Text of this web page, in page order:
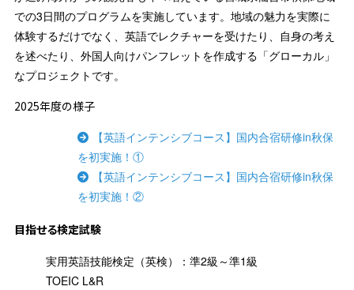
での3日間のプログラムを実施しています。地域の魅力を実際に
体験するだけでなく、英語でレクチャーを受けたり、自身の考え
を述べたり、外国人向けパンフレットを作成する「グローカル」
なプロジェクトです。
2025年度の様子
【英語インテンシブコース】国内合宿研修in秋保
を初実施！①
【英語インテンシブコース】国内合宿研修in秋保
を初実施！②
目指せる検定試験
実用英語技能検定（英検）：準2級～準1級
TOEIC L&R